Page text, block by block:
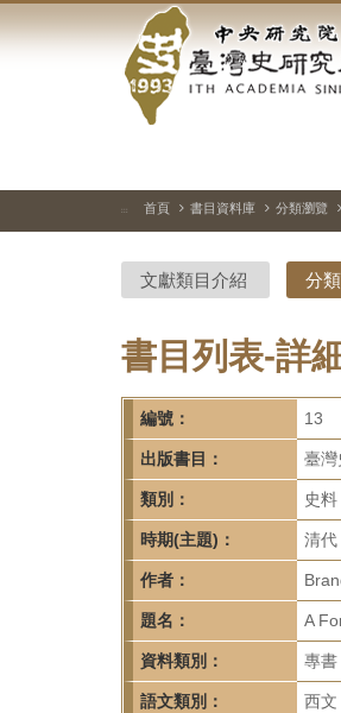
到
中
央
研
院-
臺
灣
史
研
究
所-
首
頁
::: 首頁 書目資料庫 分類瀏覽
文獻類目介紹 分
書目列表-詳
編號： 13
出版書目： 臺
類別： 史料
時期(主題)： 清代
作者：
題名： A
資料類別： 專書
語文類別： 西文